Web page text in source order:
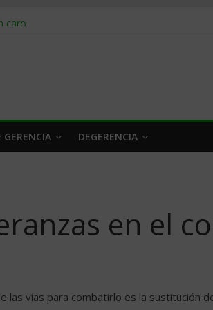
en 2026
hacer
y venderle
DEGERENCIA
en el
las vías para combatirlo es la sustitución